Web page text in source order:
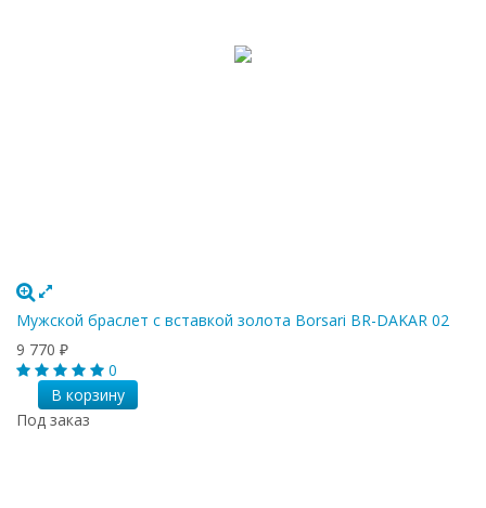
Мужской браслет с вставкой золота Borsari BR-DAKAR 02
9 770 ₽
0
В корзину
Под заказ